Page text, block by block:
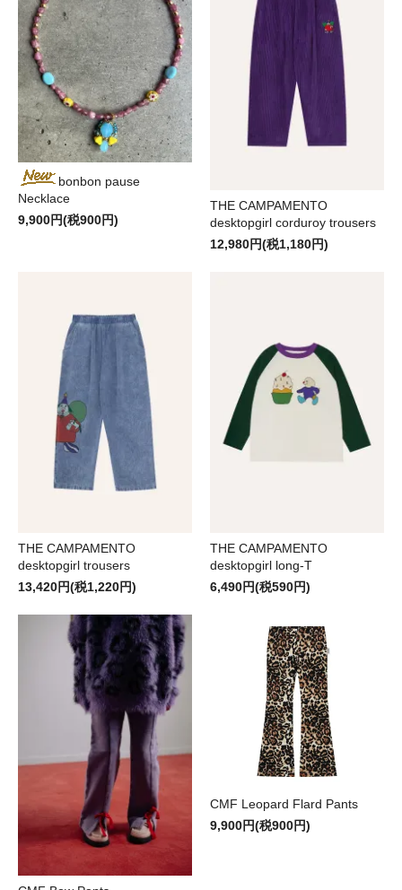
bonbon pause
Necklace
9,900円(税900円)
THE CAMPAMENTO
desktopgirl corduroy trousers
12,980円(税1,180円)
THE CAMPAMENTO
desktopgirl trousers
13,420円(税1,220円)
THE CAMPAMENTO
desktopgirl long-T
6,490円(税590円)
CMF Leopard Flard Pants
9,900円(税900円)